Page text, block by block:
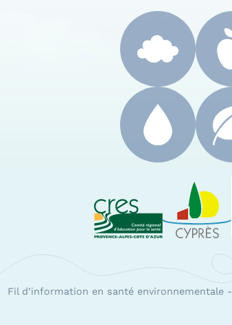
Fil d’information en santé environnementale-